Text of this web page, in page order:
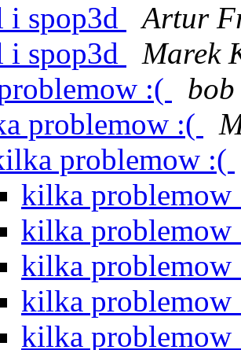
i spop3d
Artur
i spop3d
Marek
:(
bob
problemow :(
problemow :(
kilka
kilka
kilka
kilka
kilka